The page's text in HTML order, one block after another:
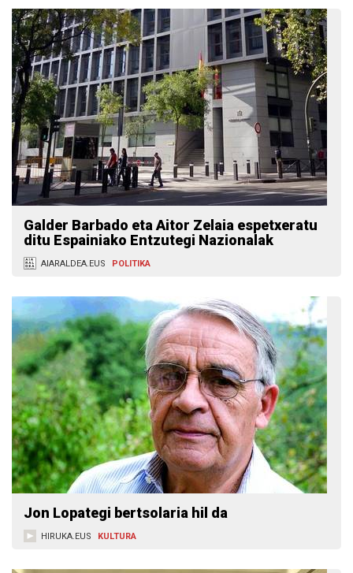
Galder Barbado eta Aitor Zelaia espetxeratu
ditu Espainiako Entzutegi Nazionalak
AIARALDEA.EUS POLITIKA
Jon Lopategi bertsolaria hil da
HIRUKA.EUS KULTURA